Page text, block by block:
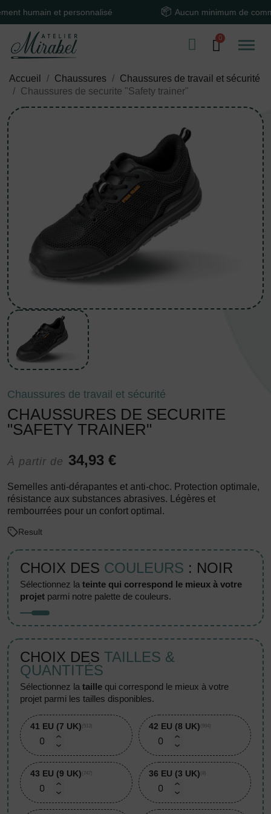
et personnalisé Aucun minimum de commande
Accueil Chaussures
Chaussures de travail et sécurité
Chaussures de securite "Safety trainer"
Chaussures de travail et sécurité
CHAUSSURES DE SECURITE
"SAFETY TRAINER"
À partir de 34,93 €
Semelles anti-dérapantes et anti-choc. Protection optimale,
résistance aux substances abrasives. Légères et
rembourrées pour un confort optimal.
Result
CHOIX DES COULEURS : NOIR
sélectionnez lateinte qui correspond le mieux à votre
projet parmi notre palette de couleurs.
CHOIX DES TAILLES &
QUANTITÉS
sélectionnez lataille qui correspond le mieux à votre
projet parmi les tailles disponibles.
41 EU (7 UK) (513) 42 EU (8 UK)
43 EU (9 UK) (747) 36 EU (3 UK)